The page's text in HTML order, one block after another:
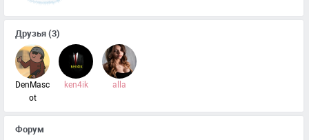
Друзья (3)
DenMasc
ot
ken4ik alla
Форум